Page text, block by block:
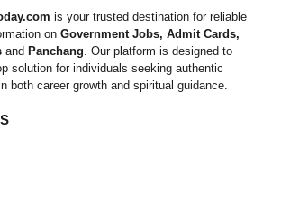
is your trusted destination for reliable
on Government Jobs, Admit Cards,
and Panchang. Our platform is designed to
solution for individuals seeking authentic
both career growth and spiritual guidance.